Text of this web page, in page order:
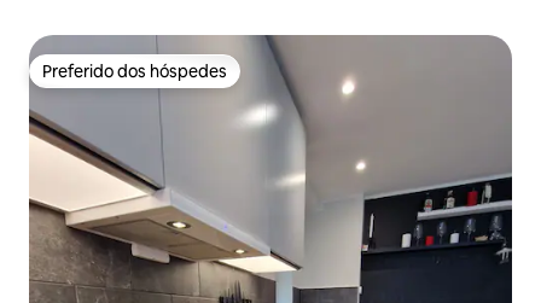
Preferido dos hóspedes
Preferido dos hóspedes